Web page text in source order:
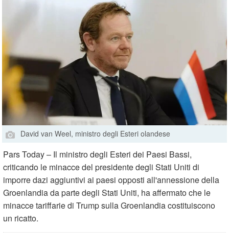
David van Weel, ministro degli Esteri olandese
Pars Today – Il ministro degli Esteri dei Paesi Bassi,
criticando le minacce del presidente degli Stati Uniti di
imporre dazi aggiuntivi ai paesi opposti all'annessione della
Groenlandia da parte degli Stati Uniti, ha affermato che le
minacce tariffarie di Trump sulla Groenlandia costituiscono
un ricatto.